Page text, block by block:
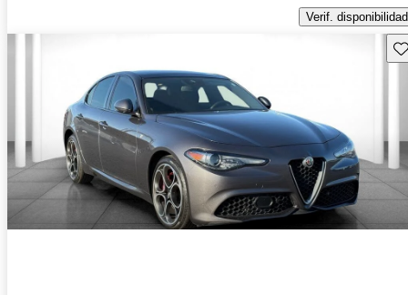
Verif. disponibilidad